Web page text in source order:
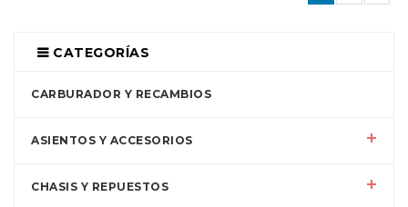
CATEGORÍAS
CARBURADOR Y RECAMBIOS
ASIENTOS Y ACCESORIOS
CHASIS Y REPUESTOS